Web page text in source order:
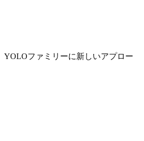
YOLOファミリーに新しいアプロー